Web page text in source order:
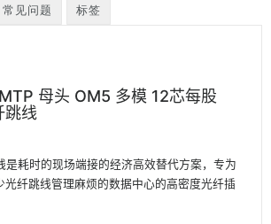
常见问题 标签
母头 OM5 多模 12芯每股
跳线
是耗时的现场端接的经济高效替代方案，专为
光纤跳线管理麻烦的数据中心的高密度光纤插